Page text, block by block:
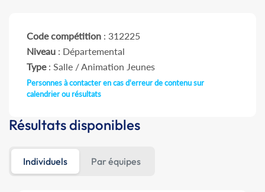
Code compétition : 312225
Niveau : Départemental
Type: Salle / Animation Jeunes
Personnes à contacter en cas d'erreur de contenu sur
calendrier ou résultats
Résultats disponibles
Individuels Par équipes